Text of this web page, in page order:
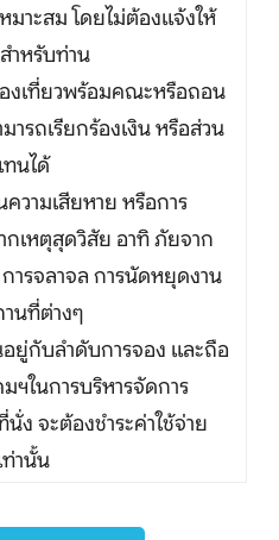
มาะสม โดยไม่ต้องแจ้งให้
ำหรับท่าน
งเที่ยวพร้อมคณะหรือถอน
รถเรียกร้องเงิน หรือส่วน
นได้
วามเสียหาย หรือการ
กเหตุสุดวิสัย อาทิ ภัยจาก
ารจลาจล การนัดหยุดงาน
นที่ต่างๆ
กับลำดับการจอง และถือ
ฯในการบริหารจัดการ
ง จะต้องชำระค่าใช้จ่าย
านั้น